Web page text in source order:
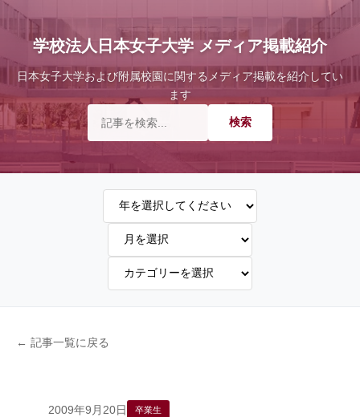
学校法人日本女子大学 メディア掲載紹介
日本女子大学および附属校園に関するメディア掲載を紹介してい
ます
← 記事一覧に戻る
2009年9月20日 卒業生